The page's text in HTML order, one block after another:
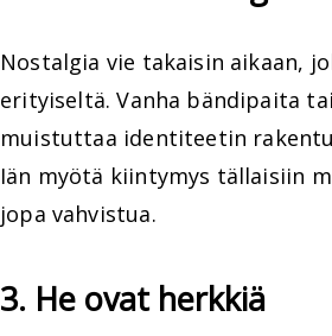
Nostalgia vie takaisin aikaan,
erityiseltä. Vanha bändipaita
muistuttaa identiteetin
Iän myötä kiintymys tällaisiin
jopa vahvistua.
3. He ovat herkkiä